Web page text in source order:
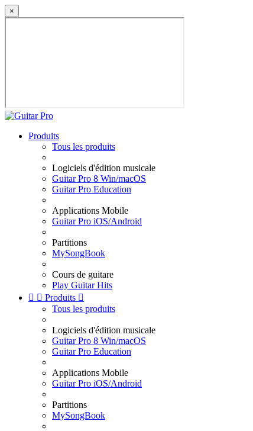
×
Produits
Tous les produits
Logiciels d'édition musicale
Guitar Pro 8 Win/macOS
Guitar Pro Education
Applications Mobile
Guitar Pro iOS/Android
Partitions
MySongBook
Cours de guitare
Play Guitar Hits
  Produits 
Tous les produits
Logiciels d'édition musicale
Guitar Pro 8 Win/macOS
Guitar Pro Education
Applications Mobile
Guitar Pro iOS/Android
Partitions
MySongBook